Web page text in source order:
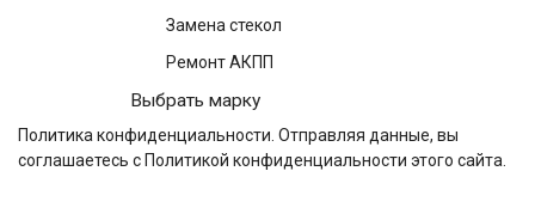
Замена стекол
Ремонт АКПП
Выбрать марку
Политика конфиденциальности . Отправляя данные, вы
соглашаетесь с Политикой конфиденциальности этого сайта.